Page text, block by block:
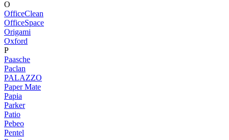
O
OfficeClean
OfficeSpace
Origami
Oxford
P
Paasche
Paclan
PALAZZO
Paper Mate
Papia
Parker
Patio
Pebeo
Pentel